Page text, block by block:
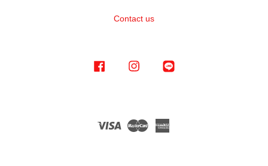
Contact us
Facebook Instagram
Visa Master